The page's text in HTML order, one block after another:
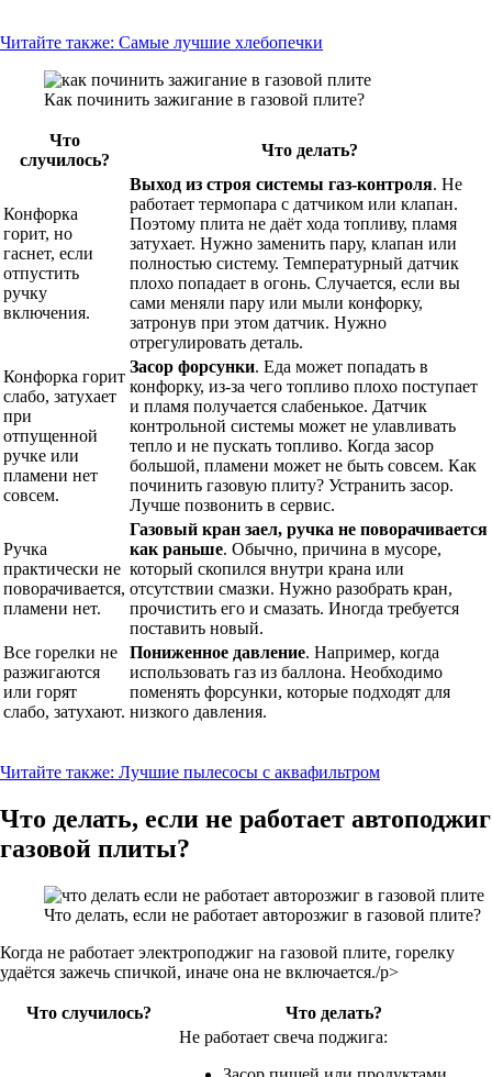
Читайте также: Самые лучшие хлебопечки
Как починить зажигание в газовой плите?
Что
случилось?
Что делать?
Конфорка
горит, но
гаснет, если
отпустить
ручку
включения.
Выход из строя системы газ-контроля. Не
работает термопара с датчиком или клапан.
Поэтому плита не даёт хода топливу, пламя
затухает. Нужно заменить пару, клапан или
полностью систему. Температурный датчик
плохо попадает в огонь. Случается, если вы
сами меняли пару или мыли конфорку,
затронув при этом датчик. Нужно
отрегулировать деталь.
Конфорка горит
слабо, затухает
при
отпущенной
ручке или
пламени нет
совсем.
Засор форсунки. Еда может попадать в
конфорку, из-за чего топливо плохо поступает
и пламя получается слабенькое. Датчик
контрольной системы может не улавливать
тепло и не пускать топливо. Когда засор
большой, пламени может не быть совсем. Как
починить газовую плиту? Устранить засор.
Лучше позвонить в сервис.
Ручка
практически не
поворачивается,
пламени нет.
Газовый кран заел, ручка не поворачивается
как раньше. Обычно, причина в мусоре,
который скопился внутри крана или
отсутствии смазки. Нужно разобрать кран,
прочистить его и смазать. Иногда требуется
поставить новый.
Все горелки не
разжигаются
или горят
слабо, затухают.
Пониженное давление. Например, когда
использовать газ из баллона. Необходимо
поменять форсунки, которые подходят для
низкого давления.
Читайте также: Лучшие пылесосы с аквафильтром
Что делать, если не работает автоподжиг
газовой плиты?
Что делать, если не работает авторозжиг в газовой плите?
Когда не работает электроподжиг на газовой плите, горелку
удаётся зажечь спичкой, иначе она не включается./p>
Что случилось?
Что делать?
Не работает свеча поджига: